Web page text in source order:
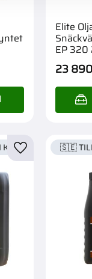
Elite
EP
23
Lägg till i🇸🇪